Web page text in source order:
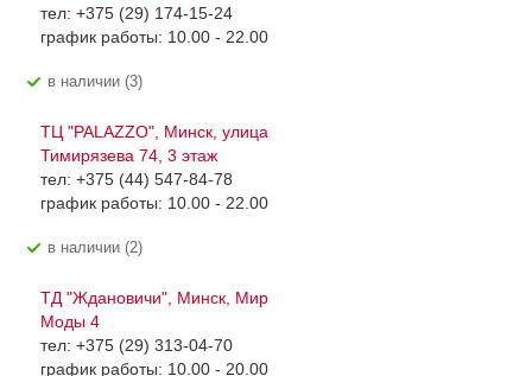
тел: +375 (29) 174-15-24
график работы: 10.00 - 22.00
В наличии (3)
ТЦ "PALAZZO", Минск, улица
Тимирязева 74, 3 этаж
тел: +375 (44) 547-84-78
график работы: 10.00 - 22.00
В наличии (2)
ТД "Ждановичи", Минск, Мир
Моды 4
тел: +375 (29) 313-04-70
график работы: 10.00 - 20.00